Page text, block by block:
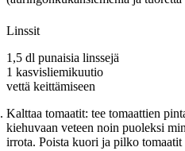
Linssit
1,5 dl punaisia linssejä
1 kasvisliemikuutio
vettä keittämiseen
Kalttaa tomaatit: tee tomaattien
kiehuvaan veteen noin puoleksi
irrota. Poista kuori ja pilko